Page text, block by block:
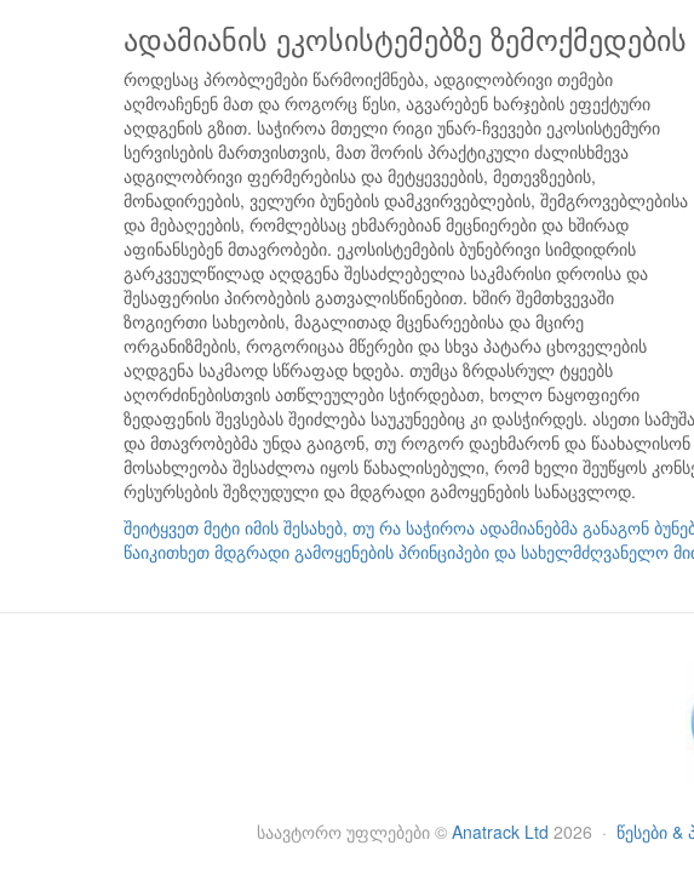
ადამიანის ეკოსისტემებზე
როდესაც პრობლემები წარმოიქმნება, ადგილობრივი თემები
აღმოაჩენენ მათ და როგორც წესი, აგვარებენ ხარჯების ეფექტური
აღდგენის გზით. საჭიროა მთელი რიგი უნარ-ჩვევები ეკოსისტემური
სერვისების მართვისთვის, მათ შორის პრაქტიკული ძალისხმევა
ადგილობრივი ფერმერებისა და მეტყევეების, მეთევზეების,
მონადირეების, ველური ბუნების დამკვირვებლების, შემგროვებლებისა
და მებაღეების, რომლებსაც ეხმარებიან მეცნიერები და ხშირად
აფინანსებენ მთავრობები. ეკოსისტემების ბუნებრივი სიმდიდრის
გარკვეულწილად აღდგენა შესაძლებელია საკმარისი დროისა და
შესაფერისი პირობების გათვალისწინებით. ხშირ შემთხვევაში
ზოგიერთი სახეობის, მაგალითად მცენარეებისა და მცირე
ორგანიზმების, როგორიცაა მწერები და სხვა პატარა ცხოველების
აღდგენა საკმაოდ სწრაფად ხდება. თუმცა ზრდასრულ ტყეებს
აღორძინებისთვის ათწლეულები სჭირდებათ, ხოლო ნაყოფიერი
ზედაფენის შევსებას შეიძლება საუკუნეებიც კი დასჭირდეს. ასეთი
და მთავრობებმა უნდა გაიგონ, თუ როგორ დაეხმარონ და
მოსახლეობა შესაძლოა იყოს წახალისებული, რომ ხელი შეუწყოს
რესურსების შეზღუდული და მდგრადი გამოყენების სანაცვლოდ.
შეიტყვეთ მეტი იმის შესახებ, თუ რა საჭიროა ადამიანებმა განაგონ
წაიკითხეთ მდგრადი გამოყენების პრინციპები და სახელმძღვანელო
საავტორო უფლებები © Anatrack Ltd 2026 · წესები &